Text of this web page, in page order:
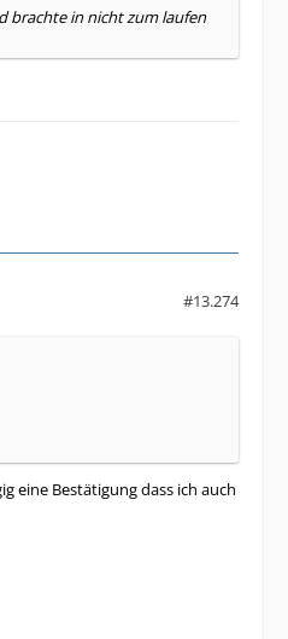
brachte in nicht zum laufen
#13.274
eine Bestätigung dass ich auch